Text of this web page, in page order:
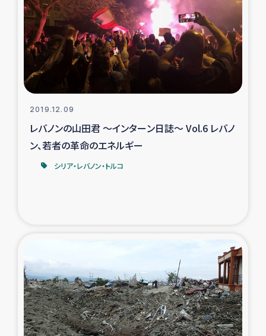
トルコ・シリア地震被災者支援
デニヤヤ小規模紅茶農家支援
コーヒー生産者支援
ベイルート大規模爆発被災者支援
2019.12.09
レバノンの山田君 ～インターン日誌～ Vol.6 レバノ
ン、若者の革命のエネルギー
シリア・レバノン・トルコ